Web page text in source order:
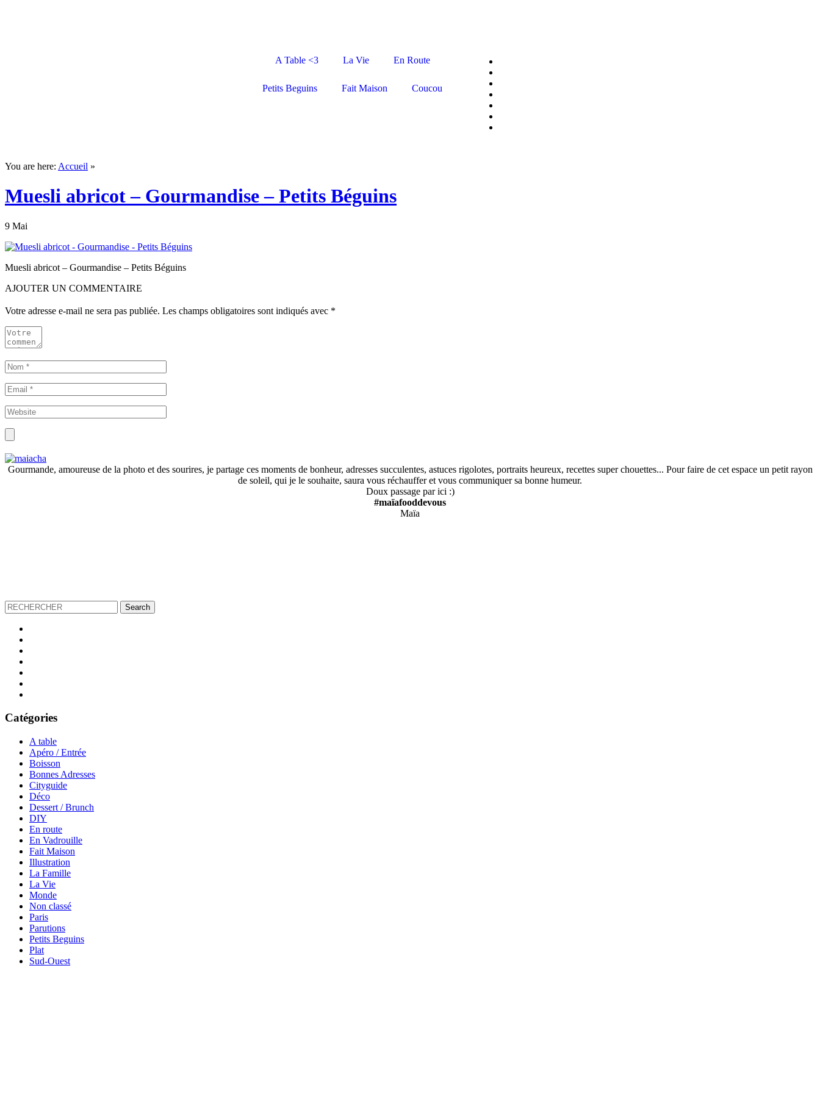
A Table <3 La Vie En Route
Petits Beguins Fait Maison Coucou
You are here: Accueil »
Muesli abricot – Gourmandise – Petits Béguins
9 Mai
Muesli abricot – Gourmandise – Petits Béguins
AJOUTER UN COMMENTAIRE
Votre adresse e-mail ne sera pas publiée. Les champs obligatoires sont indiqués avec *
Gourmande, amoureuse de la photo et des sourires, je partage ces moments de bonheur, adresses succulentes, astuces rigolotes, portraits heureux, recettes super chouettes... Pour faire de cet espace un petit rayon
de soleil, qui je le souhaite, saura vous réchauffer et vous communiquer sa bonne humeur.
Doux passage par ici :)
#maïafooddevous
Maïa
Catégories
A table
Apéro / Entrée
Boisson
Bonnes Adresses
Cityguide
Déco
Dessert / Brunch
DIY
En route
En Vadrouille
Fait Maison
Illustration
La Famille
La Vie
Monde
Non classé
Paris
Parutions
Petits Beguins
Plat
Sud-Ouest